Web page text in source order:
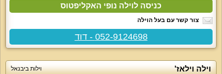
כניסה לוילה נופי האקליפטוס
צור קשר עם בעל הוילה
052-9124698 - דוד
וילה וילאז' וילות ביבנאל